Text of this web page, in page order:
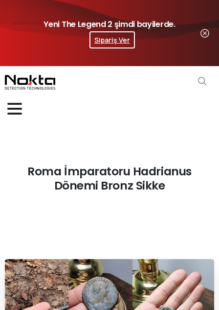
Yeni The Legend 2 şimdi bayilerde.
Sipariş Ver
Roma İmparatoru Hadrianus
Dönemi Bronz Sikke